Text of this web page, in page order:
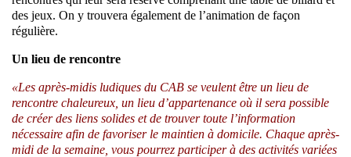
des jeux. On y trouvera également de l’animation de façon
régulière.
Un lieu de rencontre
«Les après-midis ludiques du CAB se veulent être un lieu de
rencontre chaleureux, un lieu d’appartenance où il sera possible
de créer des liens solides et de trouver toute l’information
nécessaire afin de favoriser le maintien à domicile. Chaque après-
midi de la semaine, vous pourrez participer à des activités variées